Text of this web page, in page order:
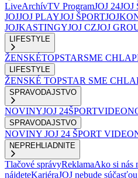
LiveArchívTV ProgramJOJ 24JOJ
JOJJOJ PLAYJOJ ŠPORTJOJKO
JOJKASTINGYJOJ CZJOJ
LIFESTYLE
ŽENSKÉTOPSTARSME
LIFESTYLE
ŽENSKÉ TOPSTAR SME
SPRAVODAJSTVO
NOVINYJOJ 24ŠPORT
SPRAVODAJSTVO
NOVINY JOJ 24 ŠPORT
NEPREHLIADNITE
Tlačové správyReklamaAko si nás
nájdeteKariéraJOJ nebude